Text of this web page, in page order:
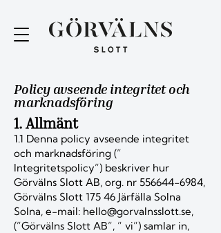
Policy avseende integritet och
marknadsföring
1. Allmänt
1.1 Denna policy avseende integritet
och marknadsföring (”
Integritetspolicy”) beskriver hur
Görvälns Slott AB, org. nr 556644-6984,
Görvälns Slott 175 46 Järfälla Solna
Solna, e-mail: hello@gorvalnsslott.se,
(”Görvälns Slott AB”, ” vi”) samlar in,